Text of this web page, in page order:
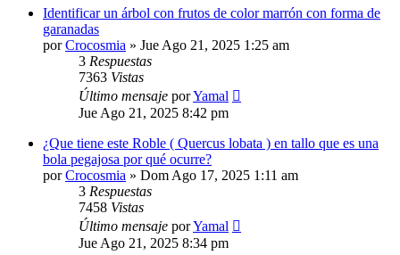
Identificar un árbol con frutos de color marrón con forma de
garanadas
porCrocosmia » Jue Ago 21, 2025 1:25 am
3 Respuestas
7363 Vistas
Último mensaje porYamal
Jue Ago 21, 2025 8:42 pm
¿Que tiene este Roble ( Quercus lobata ) en tallo que es una
bola pegajosa por qué ocurre?
porCrocosmia » Dom Ago 17, 2025 1:11 am
3 Respuestas
7458 Vistas
Último mensaje porYamal
Jue Ago 21, 2025 8:34 pm